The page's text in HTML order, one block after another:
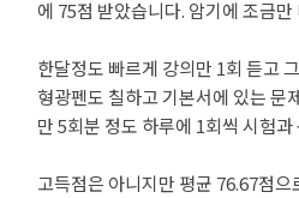
에 75점 받았습니다. 암기에 조금
한달정도 빠르게 강의만 1회 듣고
형광펜도 칠하고 기본서에 있는 문
만 5회분 정도 하루에 1회씩 시험
고득점은 아니지만 평균 76.67점